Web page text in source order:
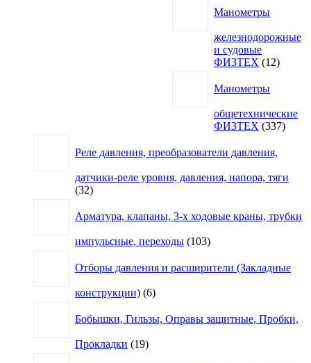
Манометры
железнодорожные
и судовые
ФИЗТЕХ
1212
Манометры
общетехнические
ФИЗТЕХ 337337
Реле давления, преобразователи давления,
датчики-реле уровня, давления, напора, тяги
3232
Арматура, клапаны, 3-х ходовые краны, трубки
импульсные, переходы 103103
Отборы давления и расширители (Закладные
конструкции) 66
Бобышки, Гильзы, Оправы защитные, Пробки,
Прокладки 1919